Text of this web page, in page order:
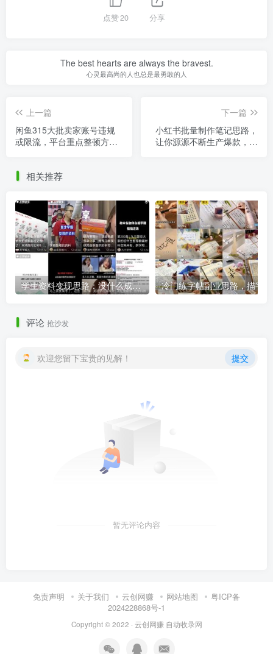
点赞20 分享
The best hearts are always the bravest.
心灵最高尚的人也总是最勇敢的人
上一篇
闲鱼315大批卖家账号违规
或限流，平台重点整顿方
下一篇
小红书批量制作笔记思路，
让你源源不断生产爆款，玩
相关推荐
学生资料变现思路：没什么成本，做好可以月入上万
评论 抢沙发
欢迎您留下宝贵的见解！ 提交
暂无评论内容
免责声明 关于我们 云创网赚 网站地图
粤ICP备
2024228868号-1
Copyright © 2022 · 云创网赚 自动收录网